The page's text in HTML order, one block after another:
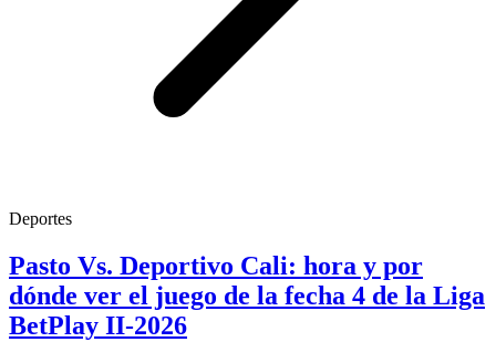
Deportes
Pasto Vs. Deportivo Cali: hora y por
dónde ver el juego de la fecha 4 de la Liga
BetPlay II-2026